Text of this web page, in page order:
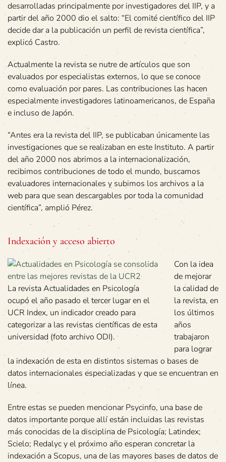
desarrolladas principalmente por investigadores del IIP, y a
partir del año 2000 dio el salto: “El comité científico del IIP
decide dar a la publicación un perfil de revista científica”,
explicó Castro.
Actualmente la revista se nutre de artículos que son
evaluados por especialistas externos, lo que se conoce
como evaluación por pares. Las contribuciones las hacen
especialmente investigadores latinoamericanos, de España
e incluso de Japón.
“Antes era la revista del IIP, se publicaban únicamente las
investigaciones que se realizaban en este Instituto. A partir
del año 2000 nos abrimos a la internacionalización,
recibimos contribuciones de todo el mundo, buscamos
evaluadores internacionales y subimos los archivos a la
web para que sean descargables por toda la comunidad
científica”, amplió Pérez.
Indexación y acceso abierto
La revista Actualidades en Psicología
ocupó el año pasado el tercer lugar en el
UCR Index, un indicador creado para
categorizar a las revistas científicas de esta
universidad (foto archivo ODI).
Con la idea
de mejorar
la calidad de
la revista, en
los últimos
años
trabajaron
para lograr
la indexación de esta en distintos sistemas o bases de
datos internacionales especializadas y que se encuentran en
línea.
Entre estas se pueden mencionar Psycinfo, una base de
datos importante porque allí están incluidas las revistas
más conocidas de la disciplina de Psicología; Latindex;
Scielo; Redalyc y el próximo año esperan concretar la
indexación a Scopus, una de las mayores bases de datos de